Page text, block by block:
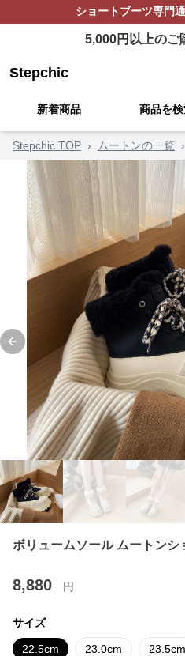
ショートブーツ専門
5,000円以上のご
Stepchic
新着商品 商品を
Stepchic TOP › ムートンの一覧 ›
Previous slide
ボリュームソール ムートンシ
8,880 円
サイズ
22.5cm 23.0cm 23.5cm